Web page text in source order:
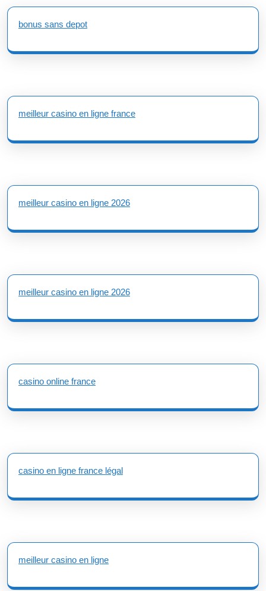
bonus sans depot
meilleur casino en ligne france
meilleur casino en ligne 2026
meilleur casino en ligne 2026
casino online france
casino en ligne france légal
meilleur casino en ligne